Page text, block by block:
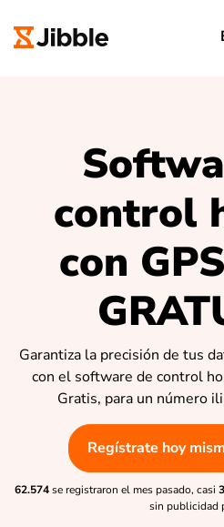
control
con
Garantiza la precisión de tus
con el software de control
Gratis, para un número
Regístrate hoy
62.574se registraron el mes pasado, casi
sin publicidad